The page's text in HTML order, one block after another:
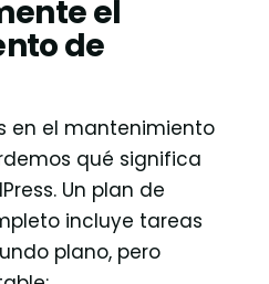
el
de
en el mantenimiento
qué significa
Un plan de
incluye tareas
plano, pero